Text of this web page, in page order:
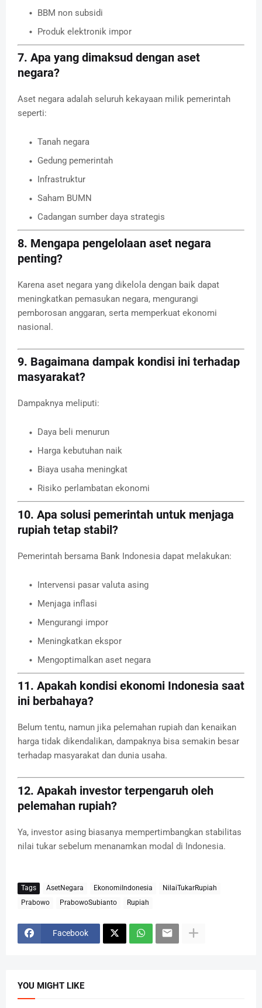
BBM non subsidi
Produk elektronik impor
7. Apa yang dimaksud dengan aset
negara?
Aset negara adalah seluruh kekayaan milik pemerintah
seperti:
Tanah negara
Gedung pemerintah
Infrastruktur
Saham BUMN
Cadangan sumber daya strategis
8. Mengapa pengelolaan aset negara
penting?
Karena aset negara yang dikelola dengan baik dapat
meningkatkan pemasukan negara, mengurangi
pemborosan anggaran, serta memperkuat ekonomi
nasional.
9. Bagaimana dampak kondisi ini terhadap
masyarakat?
Dampaknya meliputi:
Daya beli menurun
Harga kebutuhan naik
Biaya usaha meningkat
Risiko perlambatan ekonomi
10. Apa solusi pemerintah untuk menjaga
rupiah tetap stabil?
Pemerintah bersama Bank Indonesia dapat melakukan:
Intervensi pasar valuta asing
Menjaga inflasi
Mengurangi impor
Meningkatkan ekspor
Mengoptimalkan aset negara
11. Apakah kondisi ekonomi Indonesia saat
ini berbahaya?
Belum tentu, namun jika pelemahan rupiah dan kenaikan
harga tidak dikendalikan, dampaknya bisa semakin besar
terhadap masyarakat dan dunia usaha.
12. Apakah investor terpengaruh oleh
pelemahan rupiah?
Ya, investor asing biasanya mempertimbangkan stabilitas
nilai tukar sebelum menanamkan modal di Indonesia.
Tags AsetNegara EkonomiIndonesia
NilaiTukarRupiah
Prabowo
PrabowoSubianto Rupiah
Facebook
YOU MIGHT LIKE